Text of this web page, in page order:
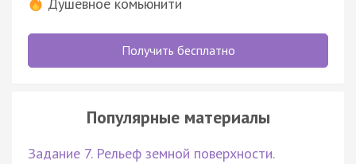
Получить бесплатно
Популярные материалы
Задание 7. Рельеф земной поверхности.